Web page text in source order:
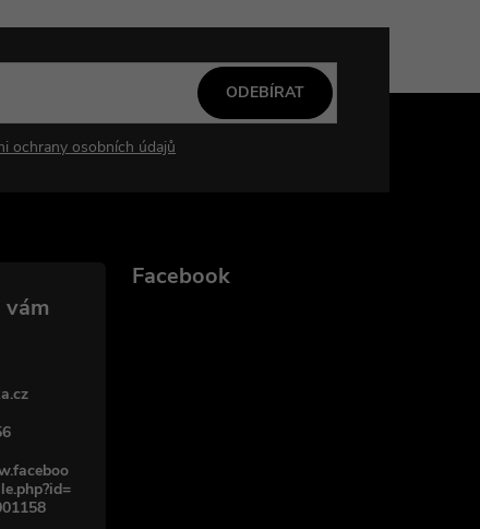
ochrany osobních údajů
ODEBÍRAT
Facebook